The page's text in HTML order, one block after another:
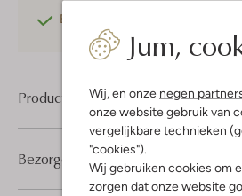
Jum,
Wij, en onze negen
onze website gebruik van
vergelijkbare technieken
"cookies").
Wij gebruiken cookies om
zorgen dat onze website
Betaal achteraf
Product informatie
Bezorgen & retourneren